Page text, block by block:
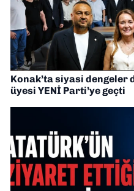
Konak’ta siyasi dengeler
üyesi YENİ Parti’ye geçti